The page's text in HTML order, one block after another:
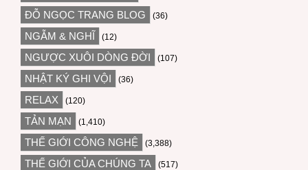
ĐỖ NGỌC TRANG BLOG (36)
NGẪM & NGHĨ (12)
NGƯỢC XUÔI DÒNG ĐỜI (107)
NHẬT KÝ GHI VỘI (36)
RELAX (120)
TẢN MẠN (1,410)
THẾ GIỚI CÔNG NGHỆ (3,388)
THẾ GIỚI CỦA CHÚNG TA (517)